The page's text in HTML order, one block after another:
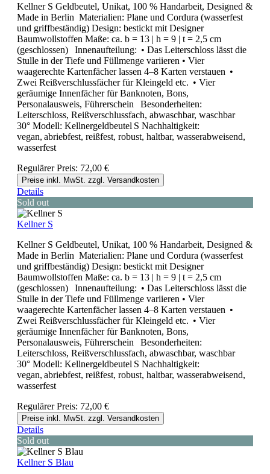
Kellner S Geldbeutel, Unikat, 100 % Handarbeit, Designed &
Made in Berlin Materialien: Plane und Cordura (wasserfest
und griffbeständig) Design: bestickt mit Designer
Baumwollstoffen Maße: ca. b = 13 | h = 9 | t = 2,5 cm
(geschlossen) Innenaufteilung: • Das Leiterschloss lässt die
Stulle in der Tiefe und Füllmenge variieren • Vier
waagerechte Kartenfächer lassen 4–8 Karten verstauen •
Zwei Reißverschlussfächer für Kleingeld etc. • Vier
geräumige Innenfächer für Banknoten, Bons,
Personalausweis, Führerschein Besonderheiten:
Leiterschloss, Reißverschlussfach, abwaschbar, waschbar
30° Modell: Kellnergeldbeutel S Nachhaltigkeit:
vegan, abriebfest, reißfest, robust, haltbar, wasserabweisend,
wasserfest
Regulärer Preis: 72,00 €
Preise inkl. MwSt. zzgl. Versandkosten
Details
Sold out
Kellner S
Kellner S Geldbeutel, Unikat, 100 % Handarbeit, Designed &
Made in Berlin Materialien: Plane und Cordura (wasserfest
und griffbeständig) Design: bestickt mit Designer
Baumwollstoffen Maße: ca. b = 13 | h = 9 | t = 2,5 cm
(geschlossen) Innenaufteilung: • Das Leiterschloss lässt die
Stulle in der Tiefe und Füllmenge variieren • Vier
waagerechte Kartenfächer lassen 4–8 Karten verstauen •
Zwei Reißverschlussfächer für Kleingeld etc. • Vier
geräumige Innenfächer für Banknoten, Bons,
Personalausweis, Führerschein Besonderheiten:
Leiterschloss, Reißverschlussfach, abwaschbar, waschbar
30° Modell: Kellnergeldbeutel S Nachhaltigkeit:
vegan, abriebfest, reißfest, robust, haltbar, wasserabweisend,
wasserfest
Regulärer Preis: 72,00 €
Preise inkl. MwSt. zzgl. Versandkosten
Details
Sold out
Kellner S Blau